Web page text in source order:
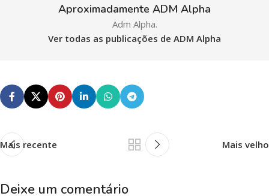
Aproximadamente ADM Alpha
Adm Alpha.
Ver todas as publicações de ADM Alpha
Mais recente Mais velho
Deixe um comentário